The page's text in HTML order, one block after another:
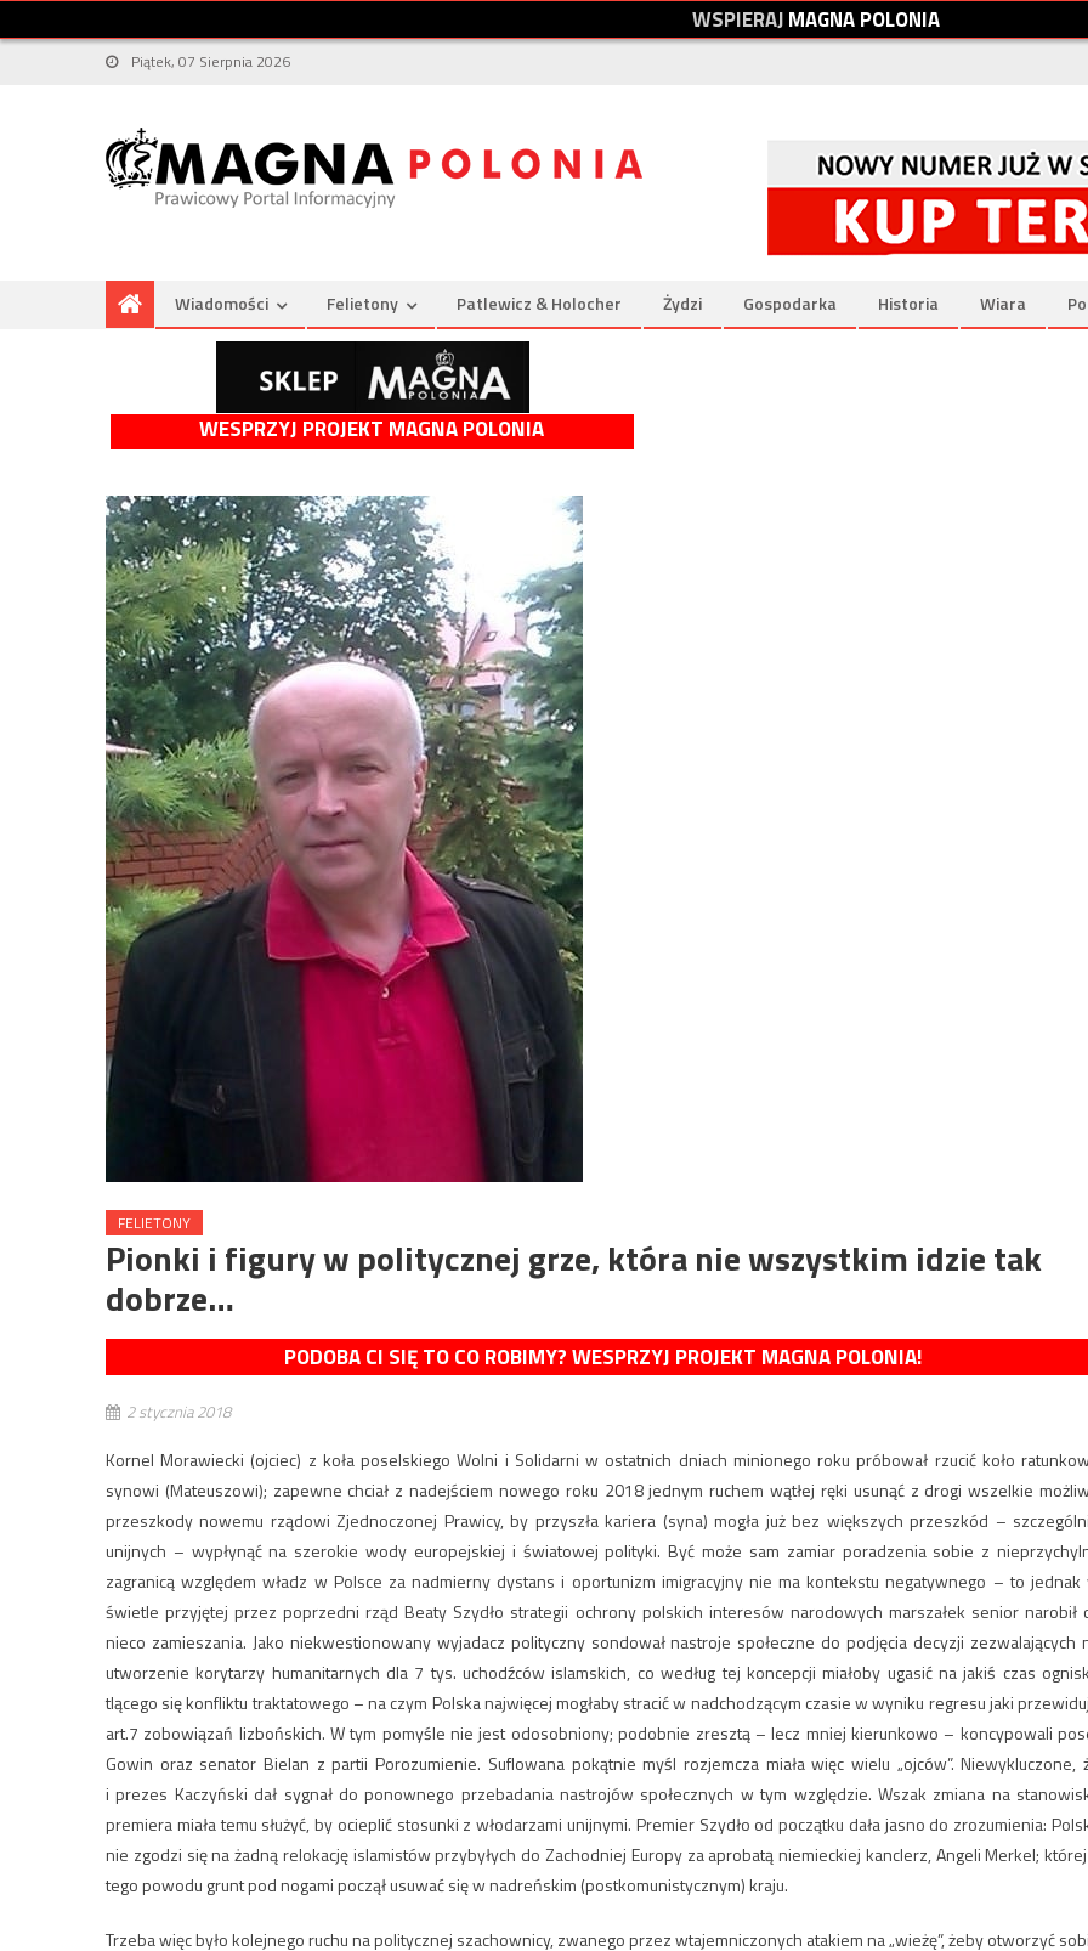
WSPIERAJMAGNAPOLONIA
Piątek, 07 Sierpnia 2026
Wiadomości Felietony Patlewicz & Holocher Żydzi Gospodarka Historia Wiara
WESPRZYJ PROJEKT MAGNA POLONIA
FELIETONY
Pionki i figury w politycznej grze, która nie wszystkim idzie tak
dobrze…
PODOBA CI SIĘ TO CO ROBIMY? WESPRZYJ PROJEKT MAGNA POLONIA!
2 stycznia 2018
Kornel Morawiecki (ojciec) z koła poselskiego Wolni i Solidarni w ostatnich dniach minionego roku próbował rzucić koło
synowi (Mateuszowi); zapewne chciał z nadejściem nowego roku 2018 jednym ruchem wątłej ręki usunąć z drogi wszelkie
przeszkody nowemu rządowi Zjednoczonej Prawicy, by przyszła kariera (syna) mogła już bez większych przeszkód –
unijnych – wypłynąć na szerokie wody europejskiej i światowej polityki. Być może sam zamiar poradzenia sobie z
zagranicą względem władz w Polsce za nadmierny dystans i oportunizm imigracyjny nie ma kontekstu negatywnego – to jednak
świetle przyjętej przez poprzedni rząd Beaty Szydło strategii ochrony polskich interesów narodowych marszałek senior narobił
nieco zamieszania. Jako niekwestionowany wyjadacz polityczny sondował nastroje społeczne do podjęcia decyzji zezwalających
utworzenie korytarzy humanitarnych dla 7 tys. uchodźców islamskich, co według tej koncepcji miałoby ugasić na jakiś czas
tlącego się konfliktu traktatowego – na czym Polska najwięcej mogłaby stracić w nadchodzącym czasie w wyniku regresu jaki
art.7 zobowiązań lizbońskich. W tym pomyśle nie jest odosobniony; podobnie zresztą – lecz mniej kierunkowo – koncypowali
Gowin oraz senator Bielan z partii Porozumienie. Suflowana pokątnie myśl rozjemcza miała więc wielu „ojców”. Niewykluczone,
i prezes Kaczyński dał sygnał do ponownego przebadania nastrojów społecznych w tym względzie. Wszak zmiana na
premiera miała temu służyć, by ocieplić stosunki z włodarzami unijnymi. Premier Szydło od początku dała jasno do zrozumienia:
nie zgodzi się na żadną relokację islamistów przybyłych do Zachodniej Europy za aprobatą niemieckiej kanclerz, Angeli Merkel;
tego powodu grunt pod nogami począł usuwać się w nadreńskim (postkomunistycznym) kraju.
Trzeba więc było kolejnego ruchu na politycznej szachownicy, zwanego przez wtajemniczonych atakiem na „wieżę”, żeby otworzyć